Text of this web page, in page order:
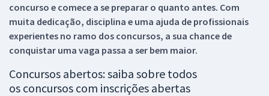
concurso e comece a se preparar o quanto antes. Com
muita dedicação, disciplina e uma ajuda de profissionais
experientes no ramo dos concursos, a sua chance de
conquistar uma vaga passa a ser bem maior.
Concursos abertos: saiba sobre todos
os concursos com inscrições abertas